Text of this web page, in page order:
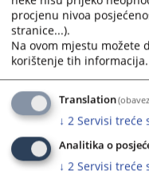
Press
the
question
mark
key
to
get
the
keyboard
18.12.2022.
procjenu nivoa
stranice...).
Na ovom mjestu možete
korištenje tih informacija.
Translation
↓ 2 Servisi treće
Analitika o
↓ 2 Servisi treće